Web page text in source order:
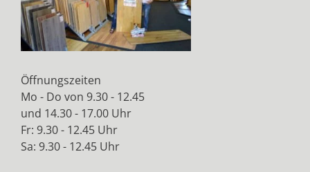
Öffnungszeiten
Mo - Do von 9.30 - 12.45
und 14.30 - 17.00 Uhr
Fr: 9.30 - 12.45 Uhr
Sa: 9.30 - 12.45 Uhr